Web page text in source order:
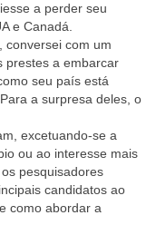
a perder seu
e Canadá.
conversei com um
prestes a embarcar
seu país está
a surpresa deles, o
excetuando-se a
ou ao interesse mais
pesquisadores
candidatos ao
como abordar a